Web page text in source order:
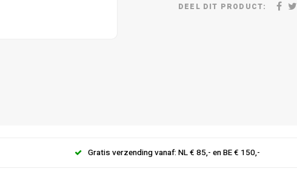
DEEL DIT PRODUCT:
Gratis verzending vanaf: NL € 85,- en BE € 150,-